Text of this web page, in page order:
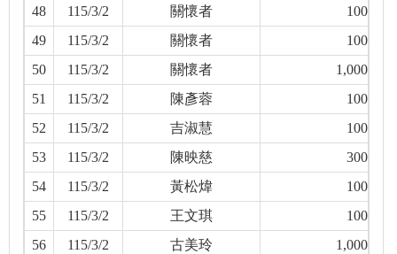
48
115/3/2 關懷者
100
49
115/3/2 關懷者
100
50
115/3/2 關懷者
1,000
51
115/3/2 陳彥蓉
100
52
115/3/2 吉淑慧
100
53
115/3/2 陳映慈
300
54
115/3/2 黃松煒
100
55
115/3/2 王文琪
100
56
115/3/2 古美玲
1,000